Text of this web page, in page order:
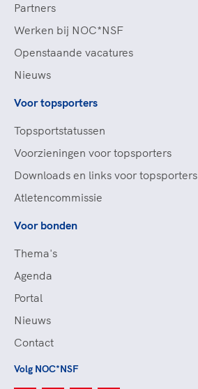
Partners
Werken bij NOC*NSF
Openstaande vacatures
Nieuws
Voor topsporters
Topsportstatussen
Voorzieningen voor topsporters
Downloads en links voor topsporters
Atletencommissie
Voor bonden
Thema's
Agenda
Portal
Nieuws
Contact
Volg NOC*NSF